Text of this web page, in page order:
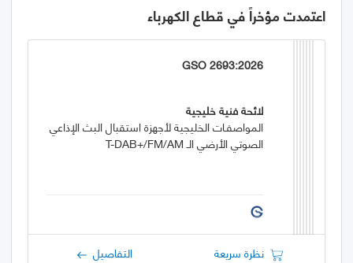
اعتمدت مؤخراً في قطاع الكهرباء
GSO 2693:2026
لائحة فنية خليجية
المواصفـات الخليجية لأجهزة استقبال البث الإذاعي
الصوتي الأرضي الـ T-DAB+/FM/AM
نظرة سريعة التفاصيل